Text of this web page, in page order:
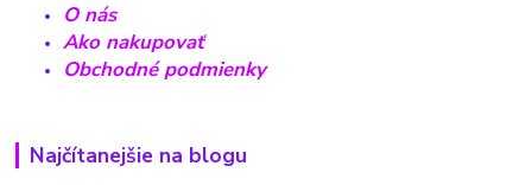
O nás
Ako nakupovať
Obchodné podmienky
Najčítanejšie na blogu